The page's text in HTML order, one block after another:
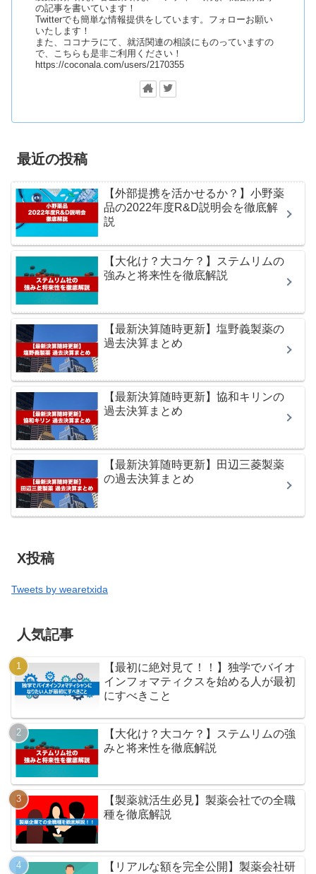
の記事を書いています！
Twitterでも簡単な情報提供をしています。フォローお願い
いたします！
また、ココナラにて、就活関連の相談にものっていますの
で、こちらも是非ご利用ください！
https://coconala.com/users/2170355
最近の投稿
【外部提携を活かせるか？】小野薬
品の2022年度R&D説明会を徹底解
説
【大化け？大コケ？】ステムリムの
強みと将来性を徹底解説
【最新決算随時更新】塩野義製薬の
過去決算まとめ
【最新決算随時更新】協和キリンの
過去決算まとめ
【最新決算随時更新】田辺三菱製薬
の過去決算まとめ
X投稿
Tweets by wearetxida
人気記事
【最初に絶対見て！！】独学でバイオ
インフォマティクスを始める人が最初
にすべきこと
【大化け？大コケ？】ステムリムの強
みと将来性を徹底解説
【製薬就活生必見】製薬会社での全職
種を徹底解説
【リアルな額を完全公開】製薬会社研